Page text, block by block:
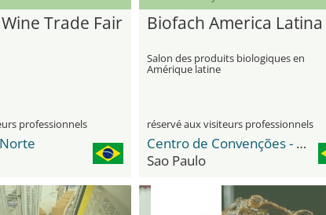
Trade Fair
professionnels
Biofach America Latina
Salon des produits biologiques en
Amérique latine
réservé aux visiteurs professionnels
Centro de Convenções - Distrito Anhembi
Sao Paulo